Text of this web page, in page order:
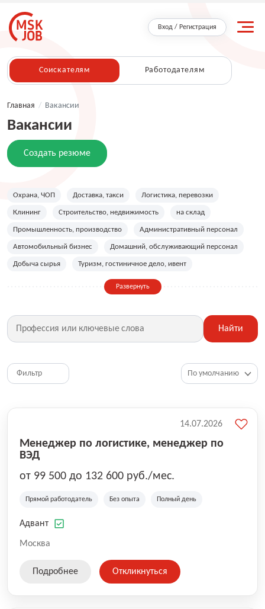
Вход / Регистрация
Соискателям Работодателям
Главная / Вакансии
Вакансии
Создать резюме
Охрана, ЧОП Доставка, такси Логистика, перевозки
Клининг Строительство, недвижимость на склад
Промышленность, производство Административный персонал
Автомобильный бизнес Домашний, обслуживающий персонал
Добыча сырья Туризм, гостиничное дело, ивент
Дизайн, искусство, ивент
Фитнес, красота, спорт Страхование
Медицина, фармацевтика Маркетинг, PR, реклама
HR, управление персоналом
Топ менеджмент, руководители
Развернуть
Найти
Фильтр
Менеджер по логистике, менеджер по
ВЭД
от 99 500 до 132 600 руб./мес.
Прямой работодатель Без опыта Полный день
Адвант
Москва
14.07.2026
Подробнее Откликнуться